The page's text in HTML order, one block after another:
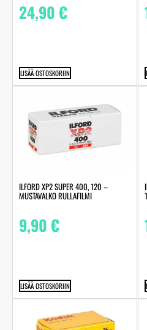
24,90€
LISÄÄ OSTOSKORIIN
ILFORD XP2 SUPER 400, 120 –
MUSTAVALKO RULLAFILMI
9,90€
LISÄÄ OSTOSKORIIN